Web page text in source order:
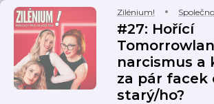
Zilénium!
#27: Hořící
narcismus a
za pár facek
starý/ho?